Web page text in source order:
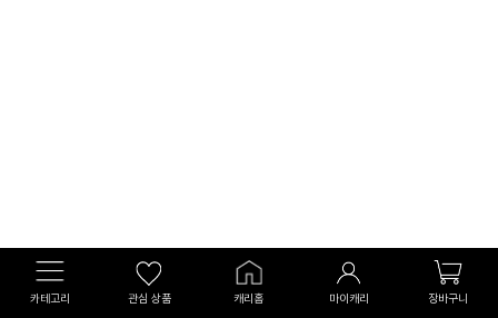
카테고리 관심 상품 캐리홈 마이캐리 장바구니